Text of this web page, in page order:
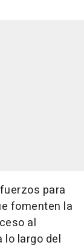
para
fomenten la
al
lo largo del